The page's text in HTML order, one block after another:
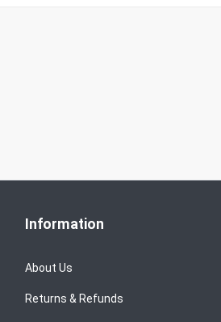
Information
About Us
Returns & Refunds